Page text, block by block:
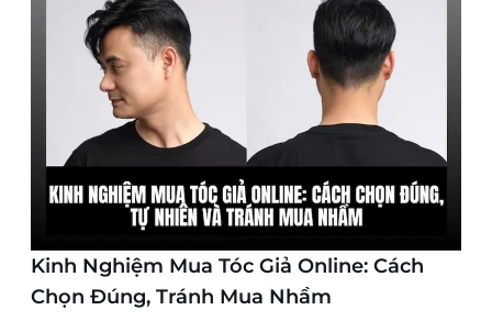
Kinh Nghiệm Mua Tóc Giả Online: Cách
Chọn Đúng, Tránh Mua Nhầm